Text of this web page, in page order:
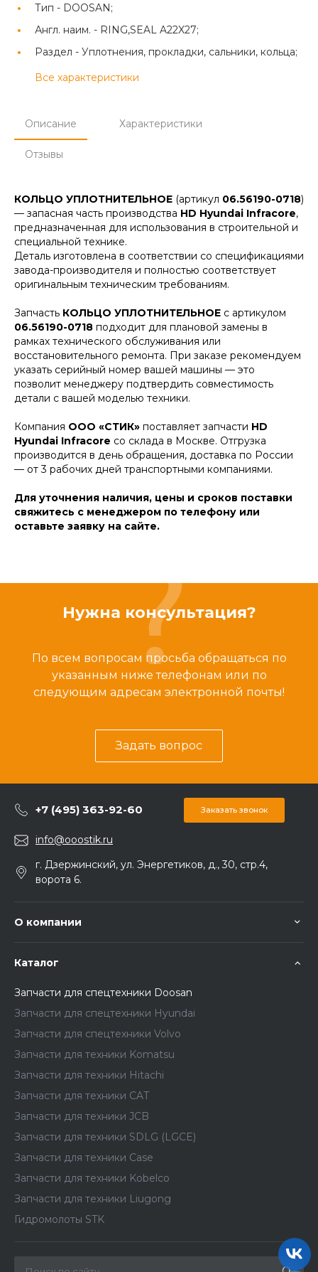
Тип - DOOSAN;
Англ. наим. - RING,SEAL A22X27;
Раздел - Уплотнения, прокладки, сальники, кольца;
Все характеристики
Описание Характеристики
Отзывы
КОЛЬЦО УПЛОТНИТЕЛЬНОЕ (артикул 06.56190-0718)
— запасная часть производства HD Hyundai Infracore,
предназначенная для использования в строительной и
специальной технике.
Деталь изготовлена в соответствии со спецификациями
завода-производителя и полностью соответствует
оригинальным техническим требованиям.
Запчасть КОЛЬЦО УПЛОТНИТЕЛЬНОЕ с артикулом
06.56190-0718 подходит для плановой замены в
рамках технического обслуживания или
восстановительного ремонта. При заказе рекомендуем
указать серийный номер вашей машины — это
позволит менеджеру подтвердить совместимость
детали с вашей моделью техники.
Компания ООО «СТИК» поставляет запчасти HD
Hyundai Infracore со склада в Москве. Отгрузка
производится в день обращения, доставка по России
— от 3 рабочих дней транспортными компаниями.
Для уточнения наличия, цены и сроков поставки
свяжитесь с менеджером по телефону или
оставьте заявку на сайте.
Нужна консультация?
По всем вопросам просьба обращаться по
указанным ниже телефонам или по
следующим адресам электронной почты!
Задать вопрос
+7 (495) 363-92-60 Заказать звонок
info@ooostik.ru
г. Дзержинский, ул. Энергетиков, д., 30, стр.4,
ворота 6.
О компании
Каталог
Запчасти для спецтехники Doosan
Запчасти для спецтехники Hyundai
Запчасти для спецтехники Volvo
Запчасти для техники Komatsu
Запчасти для техники Hitachi
Запчасти для техники CAT
Запчасти для техники JCB
Запчасти для техники SDLG (LGCE)
Запчасти для техники Case
Запчасти для техники Kobelco
Запчасти для техники Liugong
Гидромолоты STK